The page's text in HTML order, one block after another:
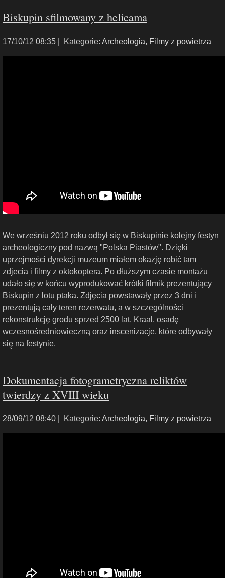
Biskupin sfilmowany z helicama
17/10/12 08:35 | Kategorie: Archeologia, Filmy z powietrza
We wrześniu 2012 roku odbył się w Biskupinie kolejny festyn
archeologiczny pod nazwą "Polska Piastów". Dzięki
uprzejmości dyrekcji muzeum miałem okazję robić tam
zdjecia i filmy z oktokoptera. Po dłuższym czasie montażu
udało się w końcu wyprodukować krótki filmik prezentujący
Biskupin z lotu ptaka. Zdjęcia powstawały przez 3 dni i
prezentują cały teren rezerwatu, a w szczególności
rekonstrukcję grodu sprzed 2500 lat, Kraal, osadę
wczesnośredniowieczną oraz inscenizacje, które odbywały
się na festynie.
Dokumentacja fotogrametryczna reliktów
twierdzy z XVIII wieku
28/09/12 08:40 | Kategorie: Archeologia, Filmy z powietrza